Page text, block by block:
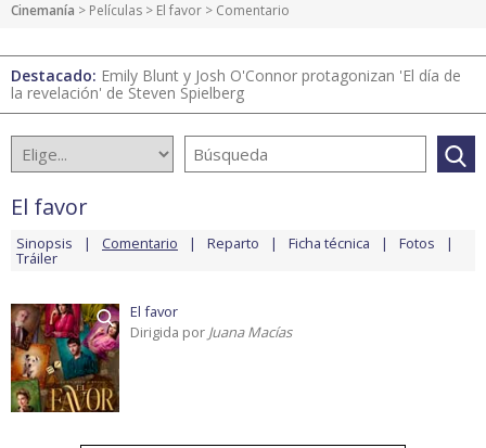
Cinemanía > Películas > El favor > Comentario
Destacado: Emily Blunt y Josh O'Connor protagonizan 'El día de
la revelación' de Steven Spielberg
El favor
Sinopsis Comentario Reparto Ficha técnica Fotos
Tráiler
El favor
Dirigida por Juana Macías